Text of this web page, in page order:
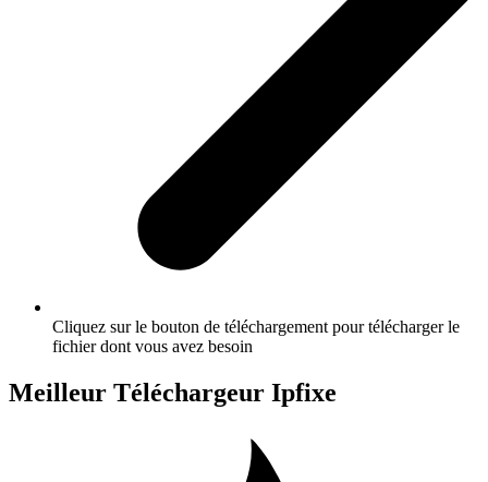
Cliquez sur le bouton de téléchargement pour télécharger le
fichier dont vous avez besoin
Meilleur Téléchargeur Ipfixe